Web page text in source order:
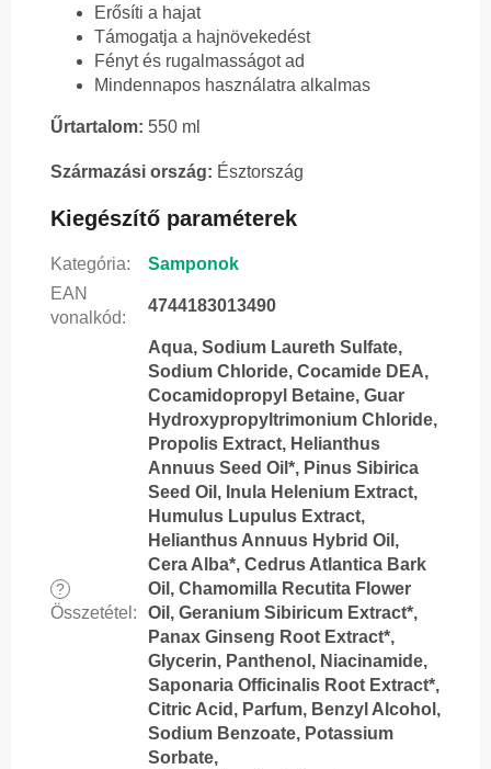
Erősíti a hajat
Támogatja a hajnövekedést
Fényt és rugalmasságot ad
Mindennapos használatra alkalmas
Űrtartalom: 550 ml
Származási ország: Észtország
Kiegészítő paraméterek
Kategória:
Samponok
EAN
vonalkód:
4744183013490
?
Összetétel :
Aqua, Sodium Laureth Sulfate,
Sodium Chloride, Cocamide DEA,
Cocamidopropyl Betaine, Guar
Hydroxypropyltrimonium Chloride,
Propolis Extract, Helianthus
Annuus Seed Oil*, Pinus Sibirica
Seed Oil, Inula Helenium Extract,
Humulus Lupulus Extract,
Helianthus Annuus Hybrid Oil,
Cera Alba*, Cedrus Atlantica Bark
Oil, Chamomilla Recutita Flower
Oil, Geranium Sibiricum Extract*,
Panax Ginseng Root Extract*,
Glycerin, Panthenol, Niacinamide,
Saponaria Officinalis Root Extract*,
Citric Acid, Parfum, Benzyl Alcohol,
Sodium Benzoate, Potassium
Sorbate,